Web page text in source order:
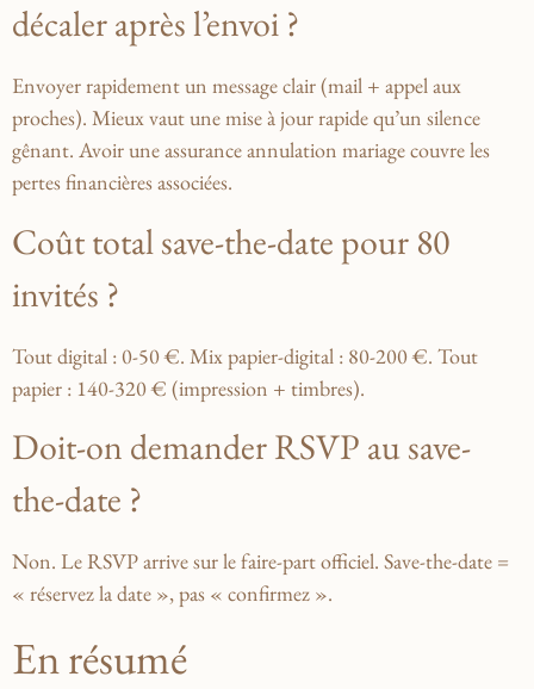
décaler après l’envoi ?
Envoyer rapidement un message clair (mail + appel aux
proches). Mieux vaut une mise à jour rapide qu’un silence
gênant. Avoir une assurance annulation mariage couvre les
pertes financières associées.
Coût total save-the-date pour 80
invités ?
Tout digital : 0-50 €. Mix papier-digital : 80-200 €. Tout
papier : 140-320 € (impression + timbres).
Doit-on demander RSVP au save-
the-date ?
Non. Le RSVP arrive sur le faire-part officiel. Save-the-date =
« réservez la date », pas « confirmez ».
En résumé